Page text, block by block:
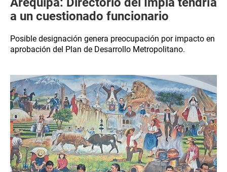
a un cuestionado funcionario
Posible designación genera preocupación por impacto en
aprobación del Plan de Desarrollo Metropolitano.